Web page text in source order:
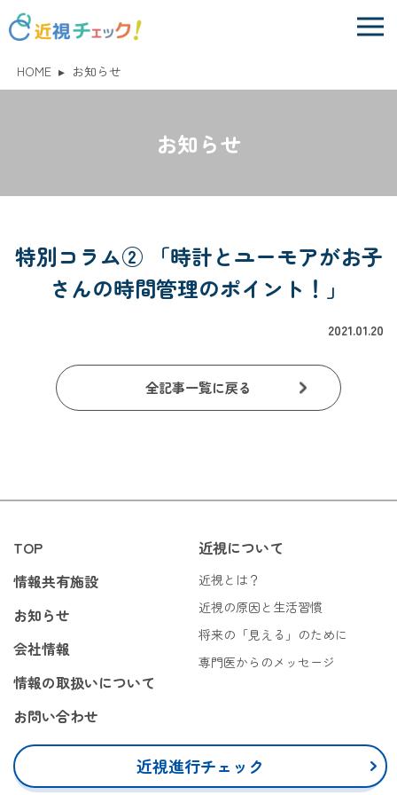
HOME ▸ お知らせ
お知らせ
特別コラム② 「時計とユーモアがお子
さんの時間管理のポイント！」
2021.01.20
全記事一覧に戻る
TOP
情報共有施設
お知らせ
会社情報
情報の取扱いについて
お問い合わせ
近視について
近視とは？
近視の原因と生活習慣
将来の「見える」のために
専門医からのメッセージ
近視進行チェック